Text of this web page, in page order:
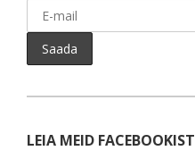
LEIA MEID FACEBOOKIST